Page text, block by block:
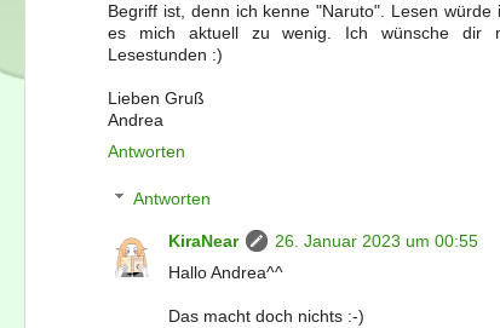
Begriff ist, denn ich kenne "Naruto". Lesen
es mich aktuell zu wenig. Ich wünsche dir
Lesestunden :)
Lieben Gruß
Andrea
Antworten
Antworten
KiraNear
26. Januar 2023 um 00:55
Hallo Andrea^^
Das macht doch nichts :-)